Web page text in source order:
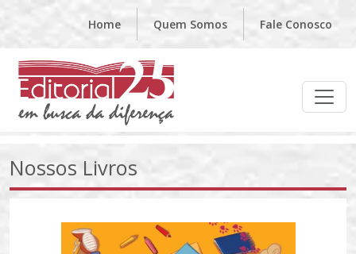
Home Quem Somos Fale Conosco
Nossos Livros